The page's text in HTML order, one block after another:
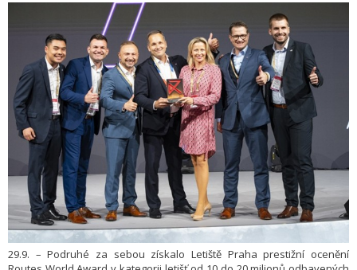
29.9. – Podruhé za sebou získalo Letiště Praha prestižní ocenění